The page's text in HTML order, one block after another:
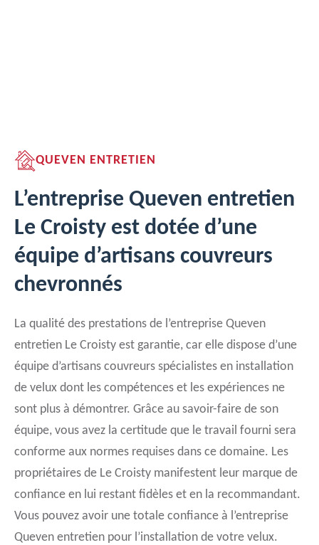
QUEVEN ENTRETIEN
L’entreprise Queven entretien
Le Croisty est dotée d’une
équipe d’artisans couvreurs
chevronnés
La qualité des prestations de l’entreprise Queven
entretien Le Croisty est garantie, car elle dispose d’une
équipe d’artisans couvreurs spécialistes en installation
de velux dont les compétences et les expériences ne
sont plus à démontrer. Grâce au savoir-faire de son
équipe, vous avez la certitude que le travail fourni sera
conforme aux normes requises dans ce domaine. Les
propriétaires de Le Croisty manifestent leur marque de
confiance en lui restant fidèles et en la recommandant.
Vous pouvez avoir une totale confiance à l’entreprise
Queven entretien pour l’installation de votre velux.